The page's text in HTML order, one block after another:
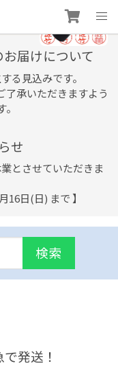
届けについて
る見込みです。
了承いただきますよう
せ
とさせていただきま
16日(日) まで 】
検索
発送！